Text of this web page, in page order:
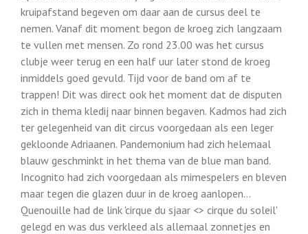
kruipafstand begeven om daar aan de cursus deel te
nemen. Vanaf dit moment begon de kroeg zich langzaam
te vullen met mensen. Zo rond 23.00 was het cursus
clubje weer terug en een half uur later stond de kroeg
inmiddels goed gevuld. Tijd voor de band om af te
trappen! Dit was direct ook het moment dat de disputen
zich in thema kledij naar binnen begaven. Kadmos had zich
ter gelegenheid van dit circus voorgedaan als een leger
gekloonde Adriaanen. Pandemonium had zich helemaal
blauw geschminkt in het thema van de blue man band.
Incognito had zich voorgedaan als mimespelers en bleven
maar tegen die glazen duur in de kroeg aanlopen…
Quenouille had de link 'cirque du sjaar <> cirque du soleil'
gelegd en was dus verkleed als allemaal zonnetjes en